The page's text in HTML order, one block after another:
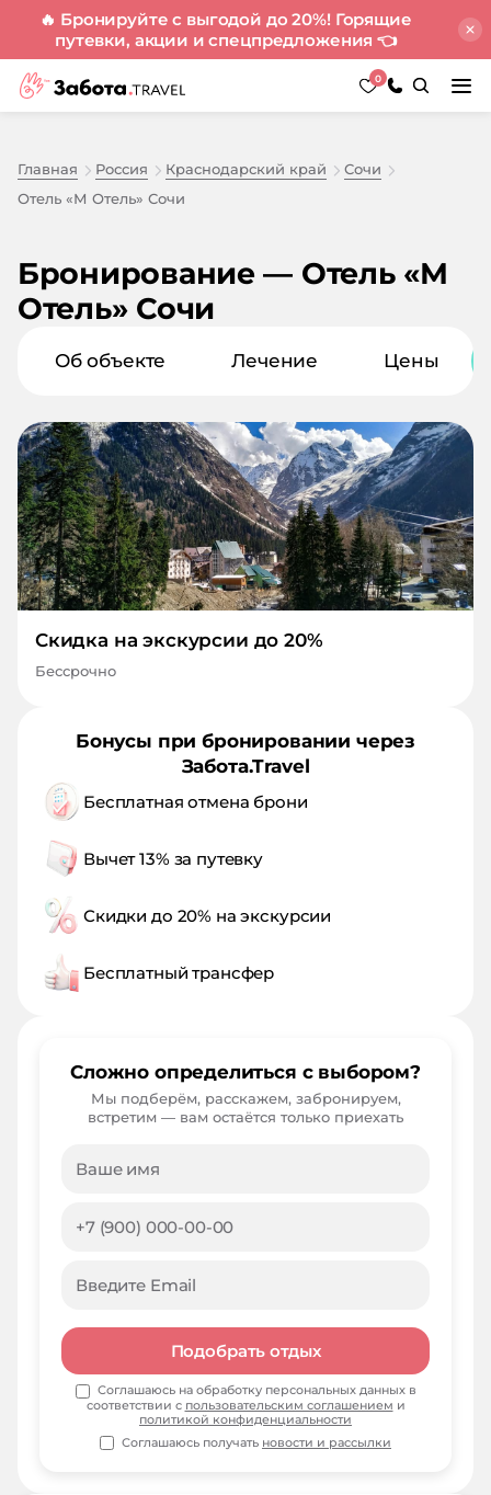
🔥 Бронируйте с выгодой до 20%! Горящие
путевки, акции и спецпредложения 👈
0
Главная Россия Краснодарский край
Сочи
Отель «М Отель» Сочи
Бронирование — Отель «М
Отель» Сочи
Об объекте Лечение Цены
Скидка на экскурсии до 20%
Бессрочно
Бонусы при бронировании через
Забота.Travel
Бесплатная отмена брони
Вычет 13% за путевку
Скидки до 20% на экскурсии
Бесплатный трансфер
Сложно определиться с выбором?
Мы подберём, расскажем, забронируем,
встретим — вам остаётся только приехать
Подобрать отдых
Соглашаюсь на обработку персональных данных в
соответствии с пользовательским соглашением и
политикой конфиденциальности
Соглашаюсь получать новости и рассылки